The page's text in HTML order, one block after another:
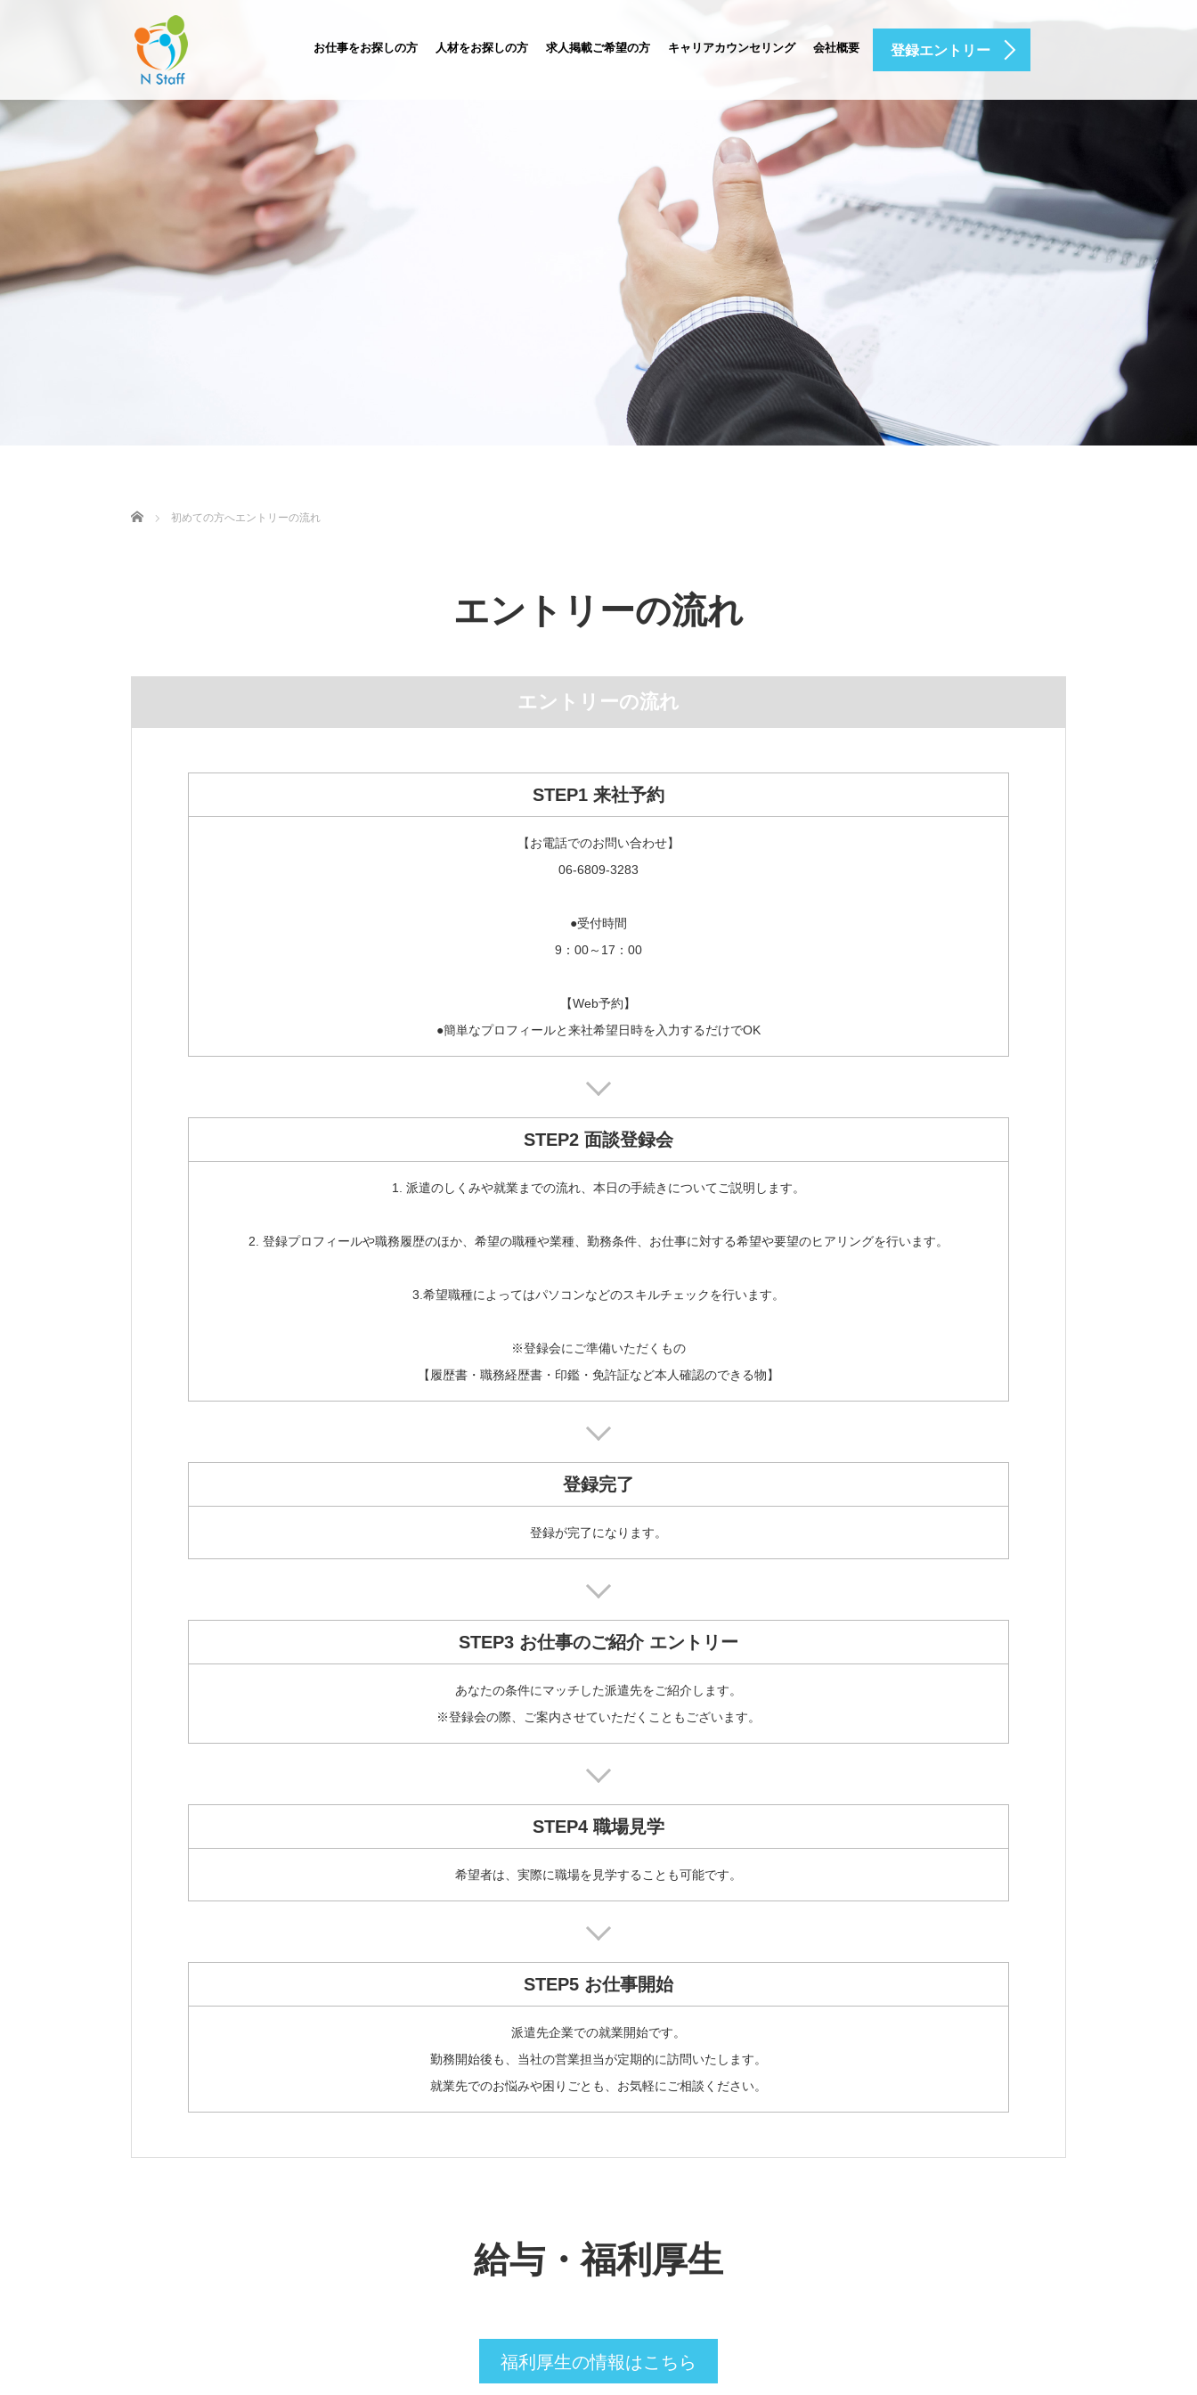
お仕事をお探しの方 人材をお探しの方 求人掲載ご希望の方 キャリアカウンセリング 会社概要 登録エントリー
ホーム 初めての方へエントリーの流れ
エントリーの流れ
エントリーの流れ
STEP1 来社予約
【お電話でのお問い合わせ】
06-6809-3283
●受付時間
9：00～17：00
【Web予約】
●簡単なプロフィールと来社希望日時を入力するだけでOK
STEP2 面談登録会
1. 派遣のしくみや就業までの流れ、本日の手続きについてご説明します。
2. 登録プロフィールや職務履歴のほか、希望の職種や業種、勤務条件、お仕事に対する希望や要望のヒアリングを行います。
3.希望職種によってはパソコンなどのスキルチェックを行います。
※登録会にご準備いただくもの
【履歴書・職務経歴書・印鑑・免許証など本人確認のできる物】
登録完了
登録が完了になります。
STEP3 お仕事のご紹介 エントリー
あなたの条件にマッチした派遣先をご紹介します。
※登録会の際、ご案内させていただくこともございます。
STEP4 職場見学
希望者は、実際に職場を見学することも可能です。
STEP5 お仕事開始
派遣先企業での就業開始です。
勤務開始後も、当社の営業担当が定期的に訪問いたします。
就業先でのお悩みや困りごとも、お気軽にご相談ください。
給与・福利厚生
福利厚生の情報はこちら